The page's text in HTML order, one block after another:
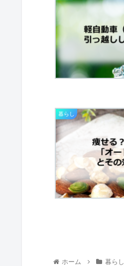
暮らし
ホーム 暮らし